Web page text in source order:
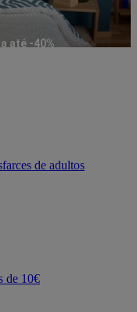
até -40%
de adultos
de 10€